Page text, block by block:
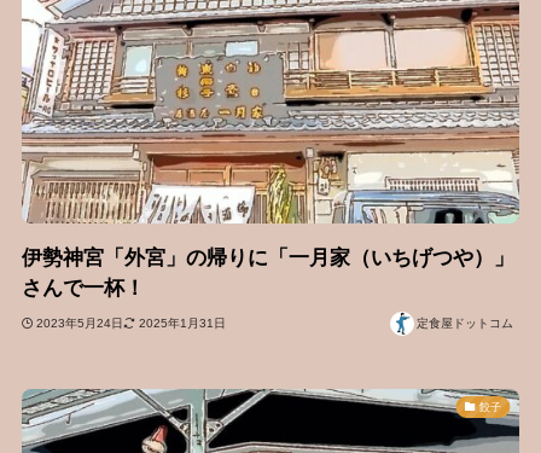
伊勢神宮「外宮」の帰りに「一月家（いちげつや）」
さんで一杯！
2023年5月24日 2025年1月31日 定食屋ドットコム
餃子